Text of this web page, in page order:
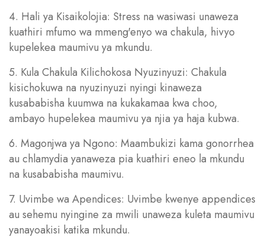
4. Hali ya Kisaikolojia: Stress na wasiwasi unaweza
kuathiri mfumo wa mmeng'enyo wa chakula, hivyo
kupelekea maumivu ya mkundu.
5. Kula Chakula Kilichokosa Nyuzinyuzi: Chakula
kisichokuwa na nyuzinyuzi nyingi kinaweza
kusababisha kuumwa na kukakamaa kwa choo,
ambayo hupelekea maumivu ya njia ya haja kubwa.
6. Magonjwa ya Ngono: Maambukizi kama gonorrhea
au chlamydia yanaweza pia kuathiri eneo la mkundu
na kusababisha maumivu.
7. Uvimbe wa Apendices: Uvimbe kwenye appendices
au sehemu nyingine za mwili unaweza kuleta maumivu
yanayoakisi katika mkundu.